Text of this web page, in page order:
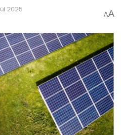
2025
AA